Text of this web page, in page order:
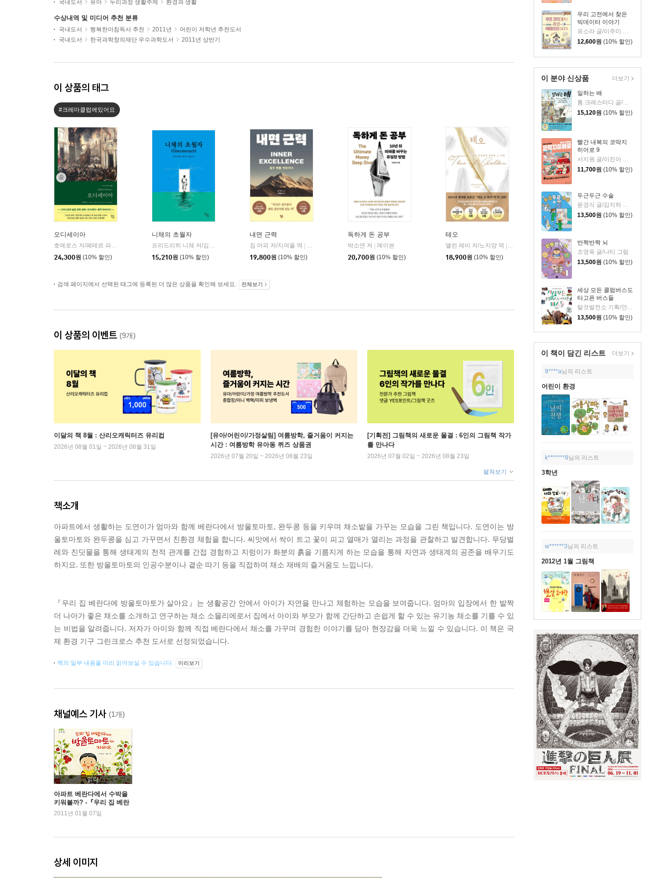
우리 고전에서 찾은
빅데이터 이야기
유소라 글/이주미 그림
12,600원 (10% 할인)
이 분야 신상품
일하는 배
톰 크레스터디 글/장석봉 그림
15,120원 (10% 할인)
빨간 내복의 코딱지
히어로 9
11,700원 (10% 할인)
두근두근 수술
윤경식 글/김지하 그림
13,500원 (10% 할인)
반짝반짝 뇌
조영욱 글/나티 그림
13,500원 (10% 할인)
세상 모든 콜럼버스도
타고픈 버스들
13,500원 (10% 할인)
더보기
이 책이 담긴 리스트 더보기
9****a님의 리스트
어린이 환경
k*******8님의 리스트
3학년
w******3님의 리스트
2012년 1월 그림책
국내도서
유아 누리과정 생활주제 환경과 생활
수상내역 및 미디어 추천 분류
국내도서 행복한아침독서 추천 2011년
어린이 저학년 추천도서
국내도서
한국과학창의재단 우수과학도서 2011년 상반기
이 상품의 태그
#크레마클럽에있어요
오디세이아
호메로스 저/페테르 파울 루벤스 그림/박문재 역 |
현대지성
24,300원 (10% 할인)
니체의 초월자
프리드리히 니체 저/김철 편역
15,210원 (10% 할인)
내면 근력
짐 머피 저/지여울 역
윌북(willbook)
19,800원 (10% 할인)
독하게 돈 공부
박소연 저
메이븐
20,700원 (10% 할인)
테오
앨런 레비 저/노지양 역
오팬하우스
18,900원 (10% 할인)
검색 페이지에서 선택된 태그에 등록된 더 많은 상품을 확인해 보세요. 전체보기
이 상품의 이벤트 (9개)
이달의 책 8월 : 산리오캐릭터즈 유리컵
2026년 08월 01일 ~ 2026년 08월 31일
[유아/어린이/가정살림] 여름방학, 줄거움이 커지는
시간 : 여름방학 유아동 퀴즈 상품권
2026년 07월 20일 ~ 2026년 08월 23일
[기획전] 그림책의 새로운 물결 : 6인의 그림책 작가
를 만나다
2026년 07월 02일 ~ 2026년 08월 23일
펼쳐보기
책소개
아파트에서 생활하는 도연이가 엄마와 함께 베란다에서 방울토마토, 완두콩 등을 키우며 채소밭을 가꾸는 모습을 그린 책입니다. 도연이는 방
울토마토와 완두콩을 심고 가꾸면서 친환경 체험을 합니다. 씨앗에서 싹이 트고 꽃이 피고 열매가 열리는 과정을 관찰하고 발견합니다. 무당벌
레와 진딧물을 통해 생태계의 천적 관계를 간접 경험하고 지렁이가 화분의 흙을 기름지게 하는 모습을 통해 자연과 생태계의 공존을 배우기도
하지요. 또한 방울토마토의 인공수분이나 곁순 따기 등을 직접하며 채소 재배의 즐거움도 느낍니다.
『우리 집 베란다에 방울토마토가 살아요』는 생활공간 안에서 아이가 자연을 만나고 체험하는 모습을 보여줍니다. 엄마의 입장에서 한 발짝
더 나아가 좋은 채소를 소개하고 연구하는 채소 소믈리에로서 집에서 아이와 부모가 함께 간단하고 손쉽게 할 수 있는 유기농 채소를 기를 수 있
는 비법을 알려줍니다. 저자가 아이와 함께 직접 베란다에서 채소를 가꾸며 경험한 이야기를 담아 현장감을 더욱 느낄 수 있습니다. 이 책은 국
제 환경 기구 그린크로스 추천 도서로 선정되었습니다.
책의 일부 내용을 미리 읽어보실 수 있습니다. 미리보기
채널예스 기사 (1개)
읽다
아파트 베란다에서 수박을
키워볼까? -『우리 집 베란
다에 방울토마토가 자라
2011년 01월 07일
상세 이미지